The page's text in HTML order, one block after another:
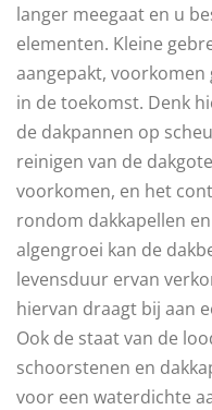
langer meegaat en u
elementen. Kleine
aangepakt,
in de toekomst. Denk
de dakpannen op
reinigen van de
voorkomen, en het
rondom dakkapellen
algengroei kan de
levensduur ervan
hiervan draagt bij aan
Ook de staat van de
schoorstenen en
voor een waterdichte